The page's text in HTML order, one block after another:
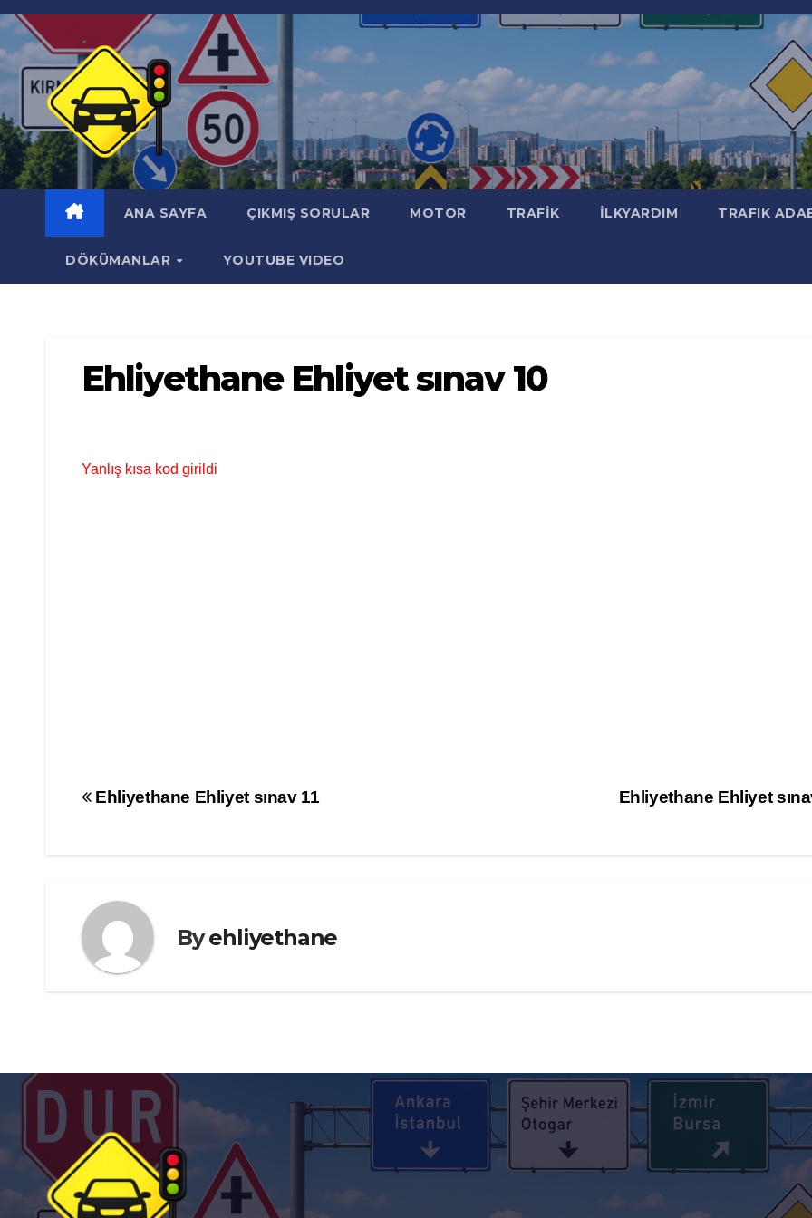
Skip
content
ANA SAYFA ÇIKMIŞ SORULAR MOTOR TRAFİK İLKYARDIM TRAFIK
DÖKÜMANLAR YOUTUBE VIDEO
Ehliyethane Ehliyet sınav 10
Yanlış kısa kod girildi
Yazı
Ehliyethane Ehliyet
Ehliyethane Ehliyet sınav 11
Byehliyethane